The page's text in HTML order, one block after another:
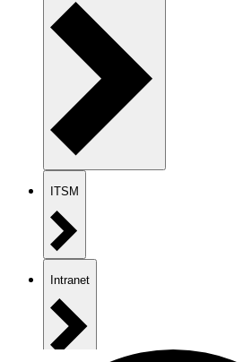
ITSM
Intranet